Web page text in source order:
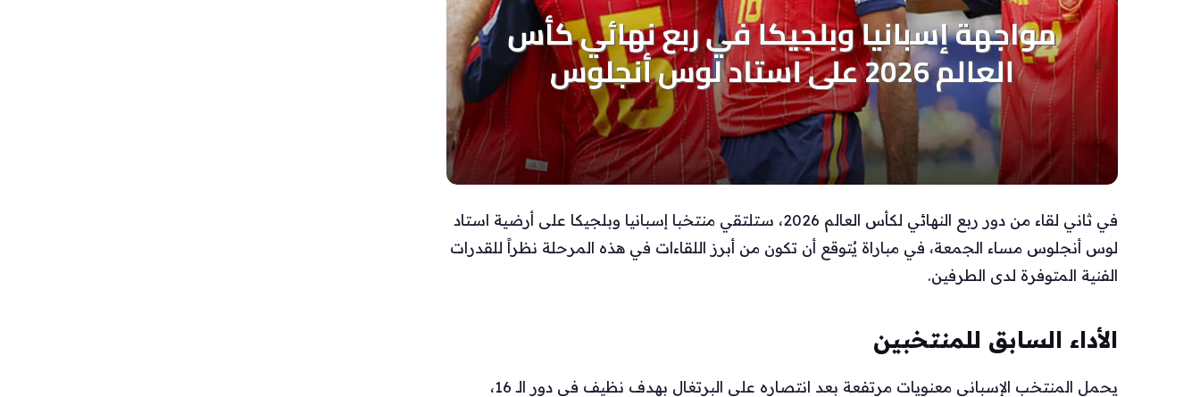
في ثاني لقاء من دور ربع النهائي لكأس العالم 2026، ستلتقي منتخبا إسبانيا وبلجيكا على أرضية استاد
لوس أنجلوس مساء الجمعة، في مباراة يُتوقع أن تكون من أبرز اللقاءات في هذه المرحلة نظراً للقدرات
الفنية المتوفرة لدى الطرفين.
الأداء السابق للمنتخبين
يحمل المنتخب الإسباني معنويات مرتفعة بعد انتصاره على البرتغال بهدف نظيف في دور الـ 16،